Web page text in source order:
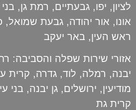
לציון, יפו, גבעתיים, רמת גן,
אונו, אור יהודה, גבעת שמואל,
ראש העין, באר יעקב
אזורי שירות שפלה והסביבה:
יבנה, רמלה, לוד, גדרה, קרית
מודיעין, ירושלים, גן יבנה, בני
קרית גת